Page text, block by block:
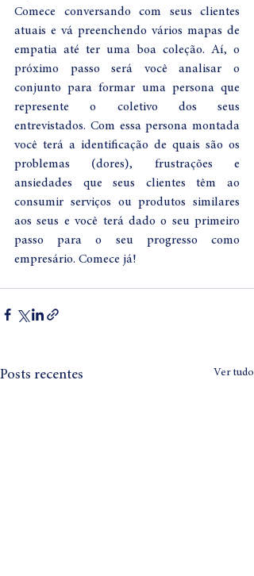
Comece conversando com seus clientes
atuais e vá preenchendo vários mapas de
empatia até ter uma boa coleção. Aí, o
próximo passo será você analisar o
conjunto para formar uma persona que
represente o coletivo dos seus
entrevistados. Com essa persona montada
você terá a identificação de quais são os
problemas (dores), frustrações e
ansiedades que seus clientes têm ao
consumir serviços ou produtos similares
aos seus e você terá dado o seu primeiro
passo para o seu progresso como
empresário. Comece já!
Posts recentes Ver tudo